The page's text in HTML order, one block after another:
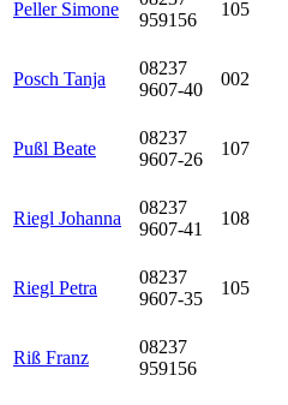
Peller Simone
959156
105
Posch Tanja
08237
9607-40
002
Pußl Beate
08237
9607-26
107
Riegl Johanna
08237
9607-41
108
Riegl Petra
08237
9607-35
105
Riß Franz
08237
959156